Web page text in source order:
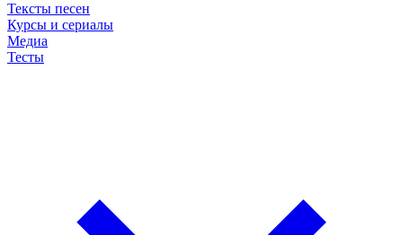
Тексты песен
Курсы и сериалы
Медиа
Тесты